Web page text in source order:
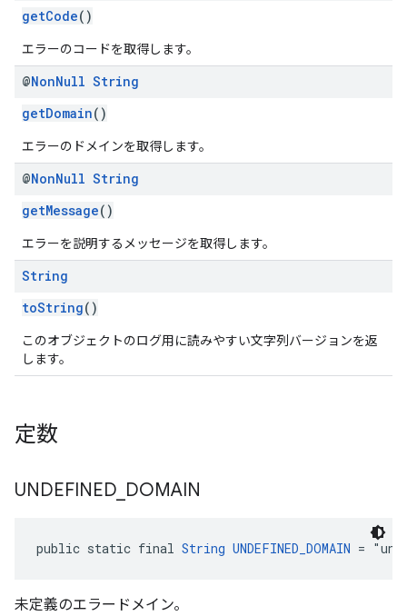
getCode()
エラーのコードを取得します。
@NonNull String
getDomain()
エラーのドメインを取得します。
@NonNull String
getMessage()
エラーを説明するメッセージを取得します。
String
toString()
このオブジェクトのログ用に読みやすい文字列バージョンを返
します。
定数
UNDEFINED DOMAIN
public static final String UNDEFINED_DOMAIN =
未定義のエラードメイン。